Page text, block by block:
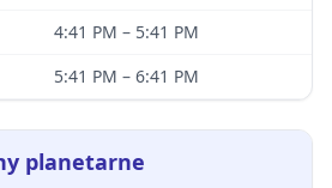
4:41 PM – 5:41 PM
5:41 PM – 6:41 PM
planetarne